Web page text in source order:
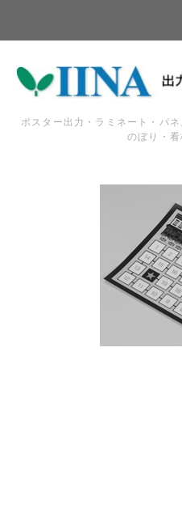
ポスター出力・ラミネート・パ
のぼり・